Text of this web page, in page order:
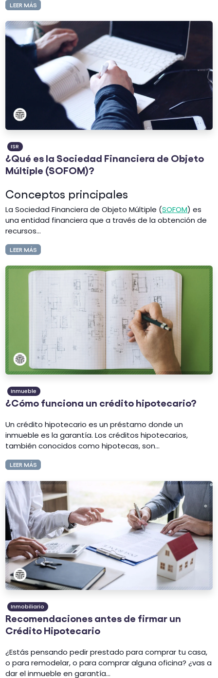
LEER MÁS
ISR
¿Qué es la Sociedad Financiera de Objeto
Múltiple (SOFOM)?
Conceptos principales
La Sociedad Financiera de Objeto Múltiple (SOFOM) es
una entidad financiera que a través de la obtención de
recursos...
LEER MÁS
Inmueble
¿Cómo funciona un crédito hipotecario?
Un crédito hipotecario es un préstamo donde un
inmueble es la garantía. Los créditos hipotecarios,
también conocidos como hipotecas, son...
LEER MÁS
Inmobiliario
Recomendaciones antes de firmar un
Crédito Hipotecario
¿Estás pensando pedir prestado para comprar tu casa,
o para remodelar, o para comprar alguna oficina? ¿vas a
dar el inmueble en garantía...